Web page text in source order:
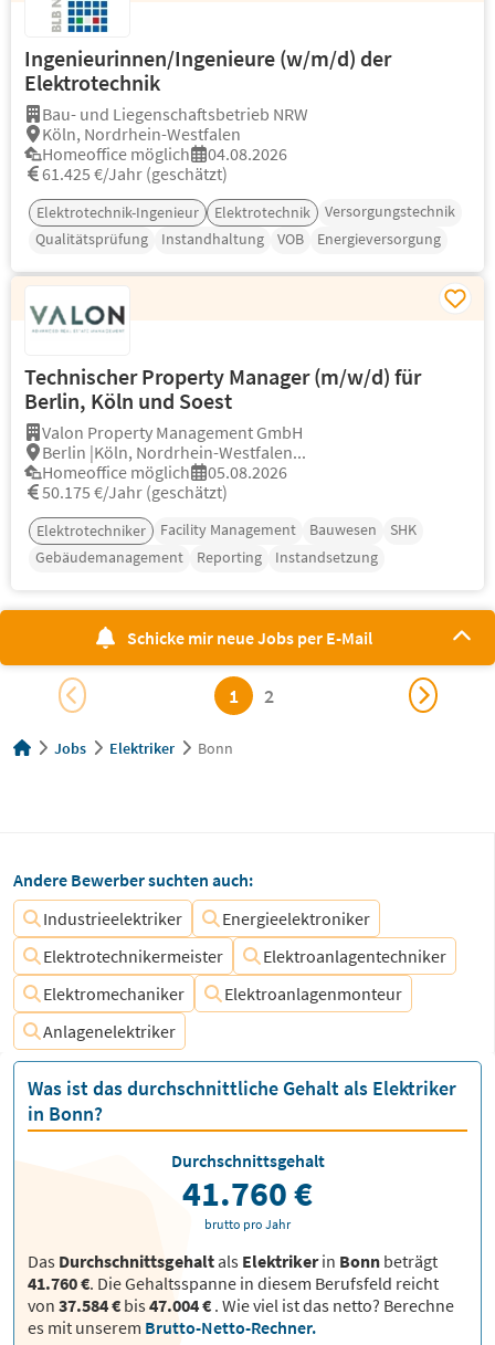
Ingenieurinnen/Ingenieure (w/m/d) der
Elektrotechnik
Bau- und Liegenschaftsbetrieb NRW
Köln, Nordrhein-Westfalen
Homeoffice möglich
04.08.2026
61.425 €/Jahr (geschätzt)
Elektrotechnik-Ingenieur Elektrotechnik
Versorgungstechnik
Qualitätsprüfung
Instandhaltung VOB Energieversorgung
Technischer Property Manager (m/w/d) für
Berlin, Köln und Soest
Valon Property Management GmbH
Berlin |Köln, Nordrhein-Westfalen...
Homeoffice möglich
05.08.2026
50.175 €/Jahr (geschätzt)
Elektrotechniker Facility Management Bauwesen
SHK
Gebäudemanagement
Reporting Instandsetzung
Schicke mir neue Jobs per E-Mail
1 2
Jobs Elektriker Bonn
Andere Bewerber suchten auch:
Industrieelektriker
Energieelektroniker
Elektrotechnikermeister
Elektroanlagentechniker
Elektromechaniker
Elektroanlagenmonteur
Anlagenelektriker
Was ist das durchschnittliche Gehalt als Elektriker
in Bonn?
Das Durchschnittsgehaltals Elektrikerin Bonn beträgt
41.760 €. Die Gehaltsspanne in diesem Berufsfeld reicht
von 37.584 € bis47.004 € . Wie viel ist das netto? Berechne
es mit unserem Brutto-Netto-Rechner.
Durchschnittsgehalt
41.760 €
brutto pro Jahr